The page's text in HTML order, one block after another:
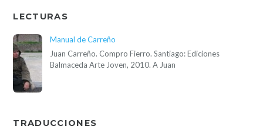
LECTURAS
Manual de Carreño
Juan Carreño. Compro Fierro. Santiago: Ediciones
Balmaceda Arte Joven, 2010. A Juan
TRADUCCIONES